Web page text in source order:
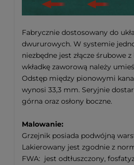
Fabrycznie dostosowany do
dwururowych. W systemie
niezbędne jest złącze śrubowe
wkładkę zaworową należy
Odstęp między pionowymi
wynosi 33,3 mm. Seryjnie
górna oraz osłony boczne.
Malowanie:
Grzejnik posiada podwójną
Lakierowany jest zgodnie z
FWA: jest odtłuszczony,